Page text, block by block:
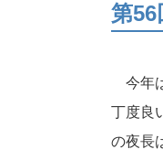
第56
今年
丁度良
の夜長